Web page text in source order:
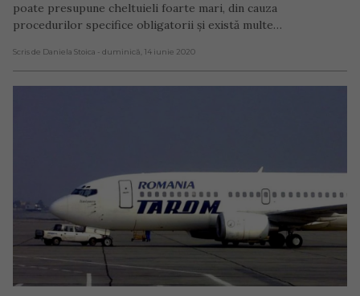
poate presupune cheltuieli foarte mari, din cauza
procedurilor specifice obligatorii şi există multe…
Scris de Daniela Stoica - duminică, 14 iunie 2020